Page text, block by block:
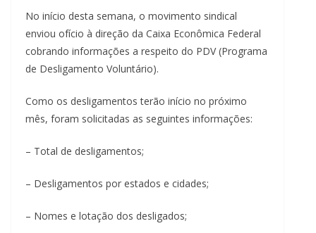
No início desta semana, o movimento sindical
enviou ofício à direção da Caixa Econômica Federal
cobrando informações a respeito do PDV (Programa
de Desligamento Voluntário).
Como os desligamentos terão início no próximo
mês, foram solicitadas as seguintes informações:
– Total de desligamentos;
– Desligamentos por estados e cidades;
– Nomes e lotação dos desligados;